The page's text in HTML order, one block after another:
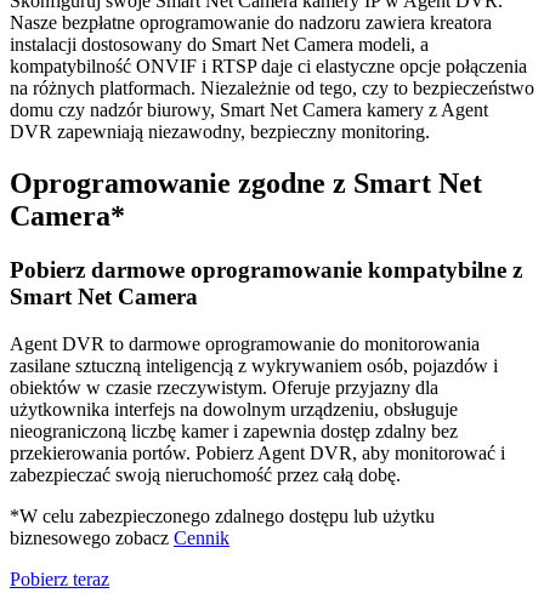
Nasze bezpłatne oprogramowanie do nadzoru zawiera kreatora
instalacji dostosowany do Smart Net Camera modeli, a
kompatybilność ONVIF i RTSP daje ci elastyczne opcje połączenia
na różnych platformach. Niezależnie od tego, czy to bezpieczeństwo
domu czy nadzór biurowy, Smart Net Camera kamery z Agent
DVR zapewniają niezawodny, bezpieczny monitoring.
Oprogramowanie zgodne z Smart Net
Camera*
Pobierz darmowe oprogramowanie kompatybilne z
Smart Net Camera
Agent DVR to darmowe oprogramowanie do monitorowania
zasilane sztuczną inteligencją z wykrywaniem osób, pojazdów i
obiektów w czasie rzeczywistym. Oferuje przyjazny dla
użytkownika interfejs na dowolnym urządzeniu, obsługuje
nieograniczoną liczbę kamer i zapewnia dostęp zdalny bez
przekierowania portów. Pobierz Agent DVR, aby monitorować i
zabezpieczać swoją nieruchomość przez całą dobę.
*W celu zabezpieczonego zdalnego dostępu lub użytku
biznesowego zobacz Cennik
Pobierz teraz